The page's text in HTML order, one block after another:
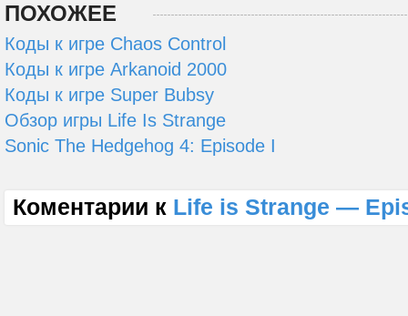
ПОХОЖЕЕ
Коды к игре Chaos Control
Коды к игре Arkanoid 2000
Коды к игре Super Bubsy
Обзор игры Life Is Strange
Sonic The Hedgehog 4: Episode I
Коментарии к Life is Strange —